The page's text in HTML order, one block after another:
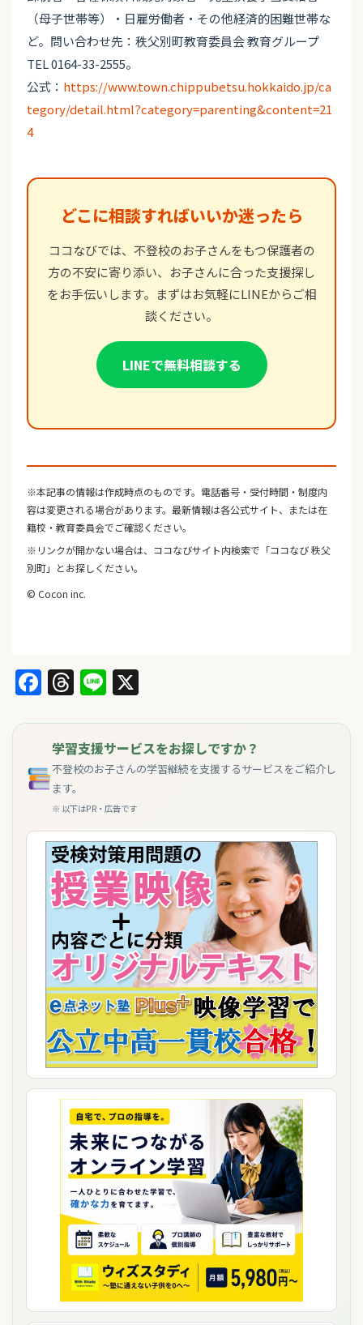
（母子世帯等）・日雇労働者・その他経済的困難世帯な
ど。問い合わせ先：秩父別町教育委員会 教育グループ
TEL 0164-33-2555。
公式： https://www.town.chippubetsu.hokkaido.jp/ca
tegory/detail.html?category=parenting&content=21
4
どこに相談すればいいか迷ったら
ココなびでは、不登校のお子さんをもつ保護者の
方の不安に寄り添い、お子さんに合った支援探し
をお手伝いします。まずはお気軽にLINEからご相
談ください。
LINEで無料相談する
※本記事の情報は作成時点のものです。電話番号・受付時間・制度内
容は変更される場合があります。最新情報は各公式サイト、または在
籍校・教育委員会でご確認ください。
※リンクが開かない場合は、ココなびサイト内検索で「ココなび 秩父
別町」とお探しください。
© Cocon inc.
Facebook
Threads
Line
学習支援サービスをお探しですか？
不登校のお子さんの学習継続を支援するサービスをご紹介し
ます。
※ 以下はPR・広告です